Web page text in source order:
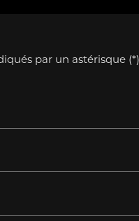
par un astérisque